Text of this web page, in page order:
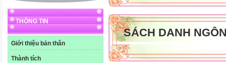
THÔNG TIN
Giới thiệu bản thân
Thành tích
SÁCH DANH